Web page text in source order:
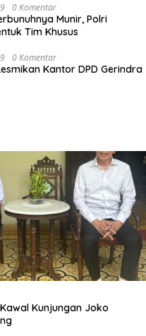
0 Komentar
Munir, Polri
Tim Khusus
0 Komentar
Kantor DPD Gerindra
Kawal Kunjungan Joko